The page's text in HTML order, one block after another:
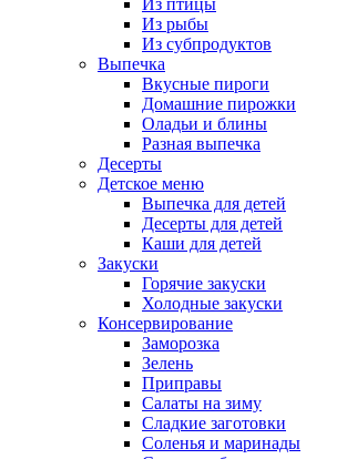
Из птицы
Из рыбы
Из субпродуктов
Выпечка
Вкусные пироги
Домашние пирожки
Оладьи и блины
Разная выпечка
Десерты
Детское меню
Выпечка для детей
Десерты для детей
Каши для детей
Закуски
Горячие закуски
Холодные закуски
Консервирование
Заморозка
Зелень
Приправы
Салаты на зиму
Сладкие заготовки
Соленья и маринады